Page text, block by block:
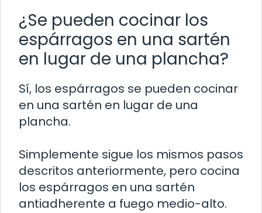
¿Se pueden cocinar los
espárragos en una sartén
en lugar de una plancha?
Sí, los espárragos se pueden cocinar
en una sartén en lugar de una
plancha.
Simplemente sigue los mismos pasos
descritos anteriormente, pero cocina
los espárragos en una sartén
antiadherente a fuego medio-alto.